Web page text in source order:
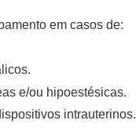
em casos de:
e/ou hipoestésicas.
intrauterinos.